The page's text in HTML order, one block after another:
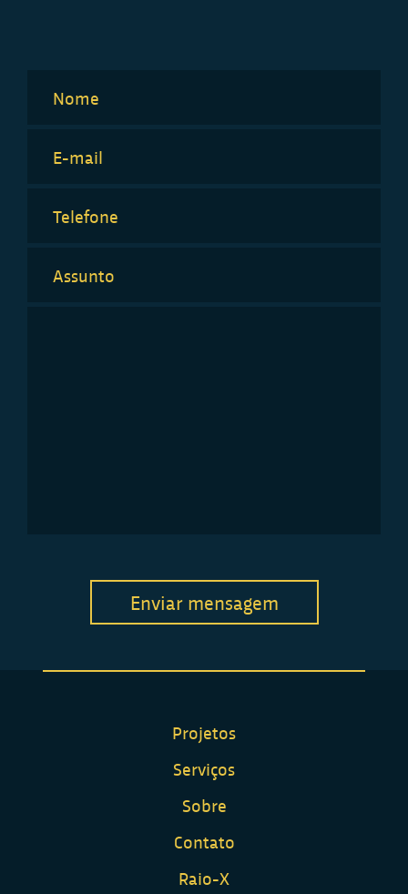
Nome
E-mail
Telefone
Assunto
Enviar mensagem
Projetos
Serviços
Sobre
Contato
Raio-X